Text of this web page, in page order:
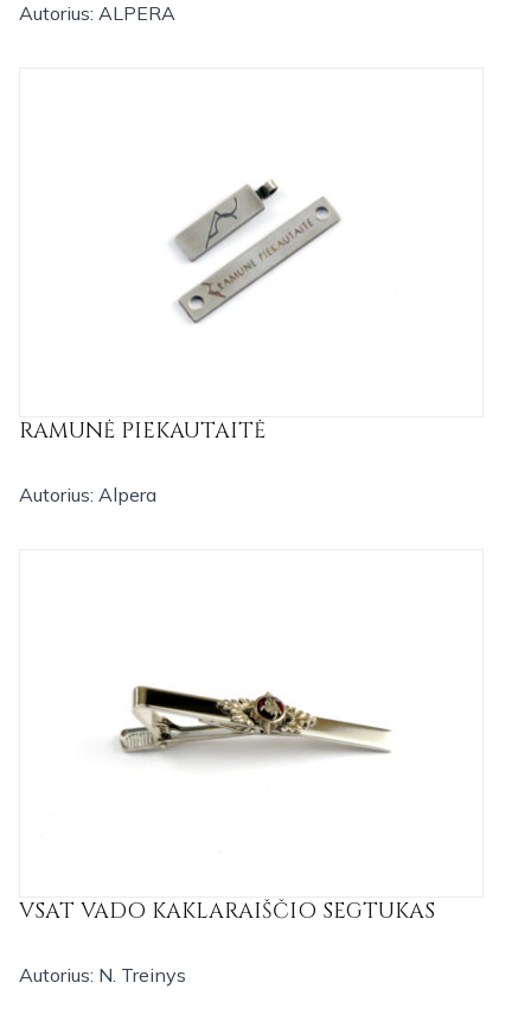
Autorius: ALPERA
RAMUNĖ PIEKAUTAITĖ
Autorius: Alpera
VSAT VADO KAKLARAIŠČIO SEGTUKAS
Autorius: N. Treinys